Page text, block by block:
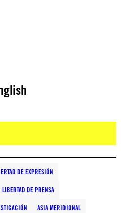
DE EXPRESIÓN
LIBERTAD DE PRENSA
ASIA MERIDIONAL